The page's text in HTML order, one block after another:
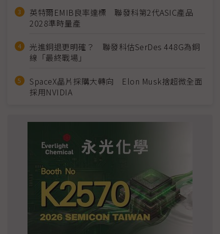
英特爾EMIB良率達標 聯發科第2代ASIC產品
2028準時量產
光進銅退更明確？ 聯發科估SerDes 448G為銅
線「最終戰場」
SpaceX晶片採購大轉向 Elon Musk捨超微全面
採用NVIDIA